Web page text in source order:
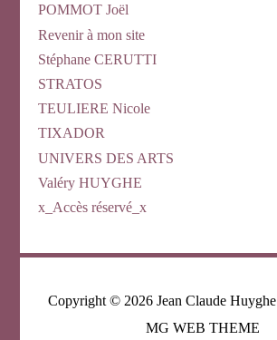
POMMOT Joël
Revenir à mon site
Stéphane CERUTTI
STRATOS
TEULIERE Nicole
TIXADOR
UNIVERS DES ARTS
Valéry HUYGHE
x_Accès réservé_x
Copyright © 2026 Jean Claude Huyghe
MG WEB THEME